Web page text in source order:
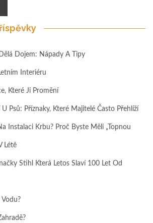
Dojem: Nápady A Tipy
Interiéru
Které Ji Promění
Psů: Příznaky, Které Majitelé Často Přehlíží
Instalaci Krbu? Proč Byste Měli „topnou
Létě
Stihl Která Letos Slaví 100 Let Od